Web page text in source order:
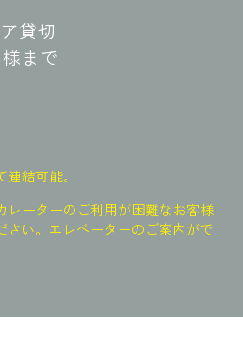
貸切
まで
結可能。
ーターのご利用が困難なお客様
さい。エレベーターのご案内がで